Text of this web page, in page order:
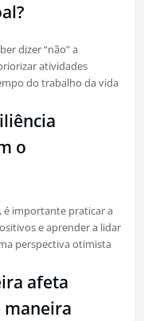
dizer “não” a
atividades
do trabalho da vida
o
é importante praticar a
e aprender a lidar
perspectiva otimista
afeta
maneira